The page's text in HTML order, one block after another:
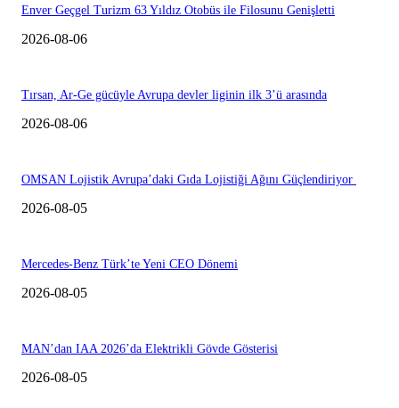
Enver Geçgel Turizm 63 Yıldız Otobüs ile Filosunu Genişletti
2026-08-06
Tırsan, Ar-Ge gücüyle Avrupa devler liginin ilk 3’ü arasında
2026-08-06
OMSAN Lojistik Avrupa’daki Gıda Lojistiği Ağını Güçlendiriyor
2026-08-05
Mercedes-Benz Türk’te Yeni CEO Dönemi
2026-08-05
MAN’dan IAA 2026’da Elektrikli Gövde Gösterisi
2026-08-05